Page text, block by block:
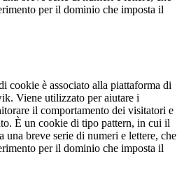
per il dominio che imposta il
cookie è associato alla piattaforma di
Viene utilizzato per aiutare i
il comportamento dei visitatori e
È un cookie di tipo pattern, in cui il
una breve serie di numeri e lettere, che
per il dominio che imposta il